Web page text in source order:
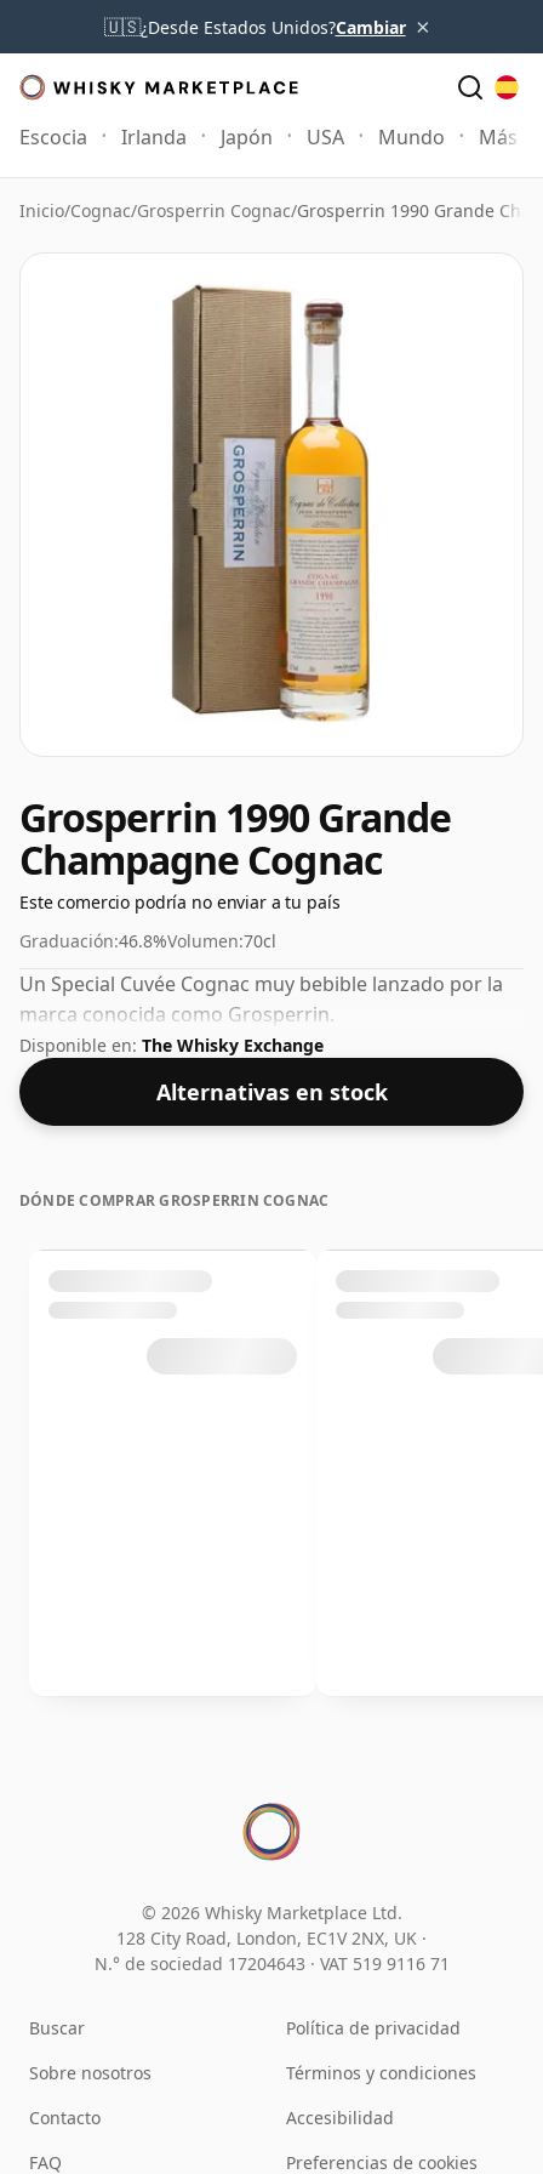
🇺🇸¿Desde Estados Unidos?Cambiar ×
Escocia Irlanda Japón USA Mundo Más
Inicio/Cognac/Grosperrin Cognac/Grosperrin 1990 Grande
Grosperrin 1990 Grande
Champagne Cognac
Este comercio podría no enviar a tu país
Graduación:46.8%Volumen:70cl
Un Special Cuvée Cognac muy bebible lanzado por la
marca conocida como Grosperrin.
Disponible en: The Whisky Exchange
Alternativas en stock
DÓNDE COMPRAR GROSPERRIN COGNAC
© 2026 Whisky Marketplace Ltd.
128 City Road, London, EC1V 2NX, UK ·
N.° de sociedad 17204643 · VAT 519 9116 71
Buscar
Sobre nosotros
Contacto
FAQ
Política de privacidad
Términos y condiciones
Accesibilidad
Preferencias de cookies